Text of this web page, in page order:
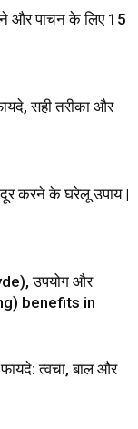
और पाचन के लिए 15
सही तरीका और
करने के घरेलू उपाय |
उपयोग और
benefits in
त्वचा, बाल और